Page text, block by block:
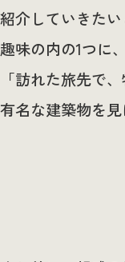
紹介していきたい
趣味の内の1つに、
「訪れた旅先で
有名な建築物を見